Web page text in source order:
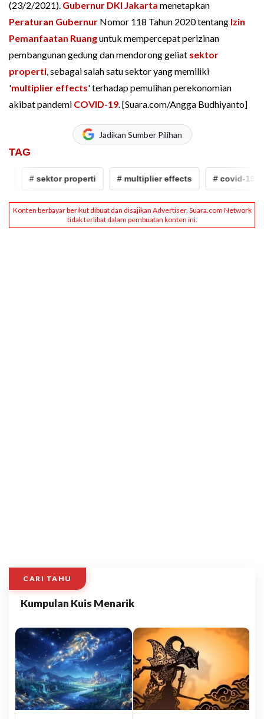
(23/2/2021). Gubernur DKI Jakarta menetapkan
Peraturan Gubernur Nomor 118 Tahun 2020 tentang Izin
Pemanfaatan Ruanguntuk mempercepat perizinan
pembangunan gedung dan mendorong geliat sektor
properti, sebagai salah satu sektor yang memiliki
'multiplier effects' terhadap pemulihan perekonomian
akibat pandemi COVID-19. [Suara.com/Angga Budhiyanto]
Jadikan Sumber Pilihan
TAG
# sektor properti # multiplier effects # covid-19
CARI TAHU
Kumpulan Kuis Menarik